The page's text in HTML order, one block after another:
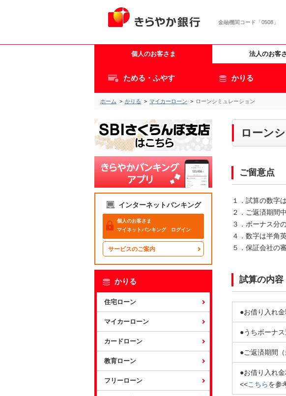
金融機関コード「0508」
個人のお客さま
ためる・ふやす かりる
法人のお客
ホーム > かりる > マイカーローン > ローンシミュレーション
ローン
ご留意点
１．試算の数字
２．ご返済期間
３．ボーナス分
４．数字は半角
５．保証会社の
試算の内容
●お借り入れ金
●うちボーナ
●ご返済期間（
●お借り入れ金
<<こちらを参
インターネットバンキング
個人のお客さま
マイネットバンキング ログイン
サービスのご案内
かりる
住宅ローン
マイカーローン
カードローン
教育ローン
フリーローン